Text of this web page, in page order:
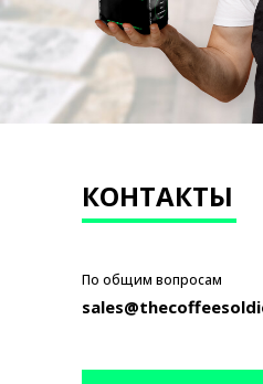
КОНТАКТЫ
По общим вопросам